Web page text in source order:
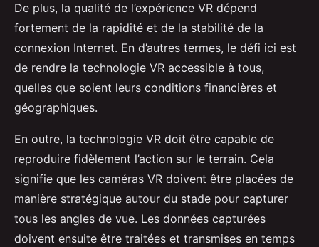
De plus, la qualité de l’expérience VR dépend
fortement de la rapidité et de la stabilité de la
connexion Internet. En d’autres termes, le défi ici est
de rendre la technologie VR accessible à tous,
quelles que soient leurs conditions financières et
géographiques.
En outre, la technologie VR doit être capable de
reproduire fidèlement l’action sur le terrain. Cela
signifie que les caméras VR doivent être placées de
manière stratégique autour du stade pour capturer
tous les angles de vue. Les données capturées
doivent ensuite être traitées et transmises en temps